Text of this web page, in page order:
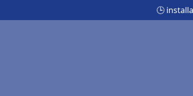
🕒